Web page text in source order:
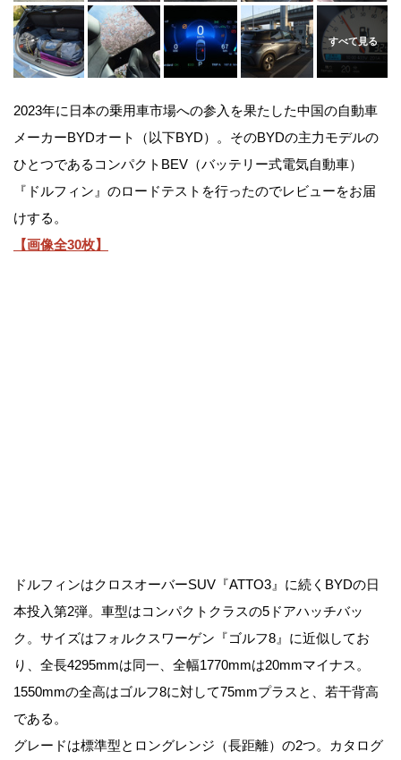
2023年に日本の乗用車市場への参入を果たした中国の自動車
メーカーBYDオート（以下BYD）。そのBYDの主力モデルの
ひとつであるコンパクトBEV（バッテリー式電気自動車）
『ドルフィン』のロードテストを行ったのでレビューをお届
けする。
【画像全30枚】
ドルフィンはクロスオーバーSUV『ATTO3』に続くBYDの日
本投入第2弾。車型はコンパクトクラスの5ドアハッチバッ
ク。サイズはフォルクスワーゲン『ゴルフ8』に近似してお
り、全長4295mmは同一、全幅1770mmは20mmマイナス。
1550mmの全高はゴルフ8に対して75mmプラスと、若干背高
である。
グレードは標準型とロングレンジ（長距離）の2つ。カタログ